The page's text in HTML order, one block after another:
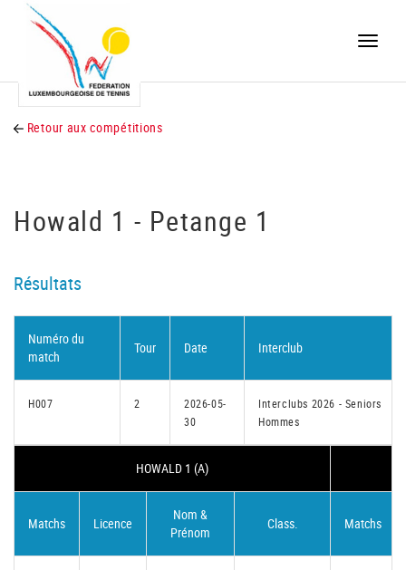
Toggle
Retour aux compétitions
Howald 1 - Petange 1
Résultats
Numéro du
match
Tour Date Interclub
H007 2
2026-05-
30
Interclubs 2026 - Seniors
Hommes
HOWALD 1 (A)
Matchs Licence
Nom &
Prénom
Class. Matchs